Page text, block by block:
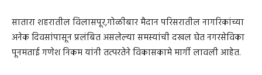
सातारा शहरातील विलासपूर,गोळीबार मैदान परिसरातील नागरिकांच्या
अनेक दिवसांपासून प्रलंबित असलेल्या समस्यांची दखल घेत नगरसेविका
पूनमताई गणेश निकम यांनी तत्परतेने विकासकामे मार्गी लावली आहेत.